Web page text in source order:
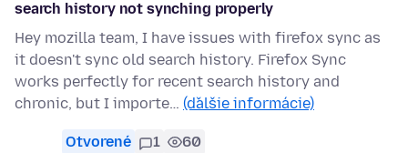
search history not synching properly
Hey mozilla team, I have issues with firefox sync as
it doesn't sync old search history. Firefox Sync
works perfectly for recent search history and
chronic, but I importe… (ďalšie informácie)
Otvorené 1 60